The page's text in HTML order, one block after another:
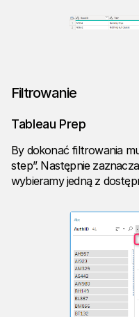
Filtrowanie
Tableau Prep
By dokonać filtrowania
step”. Następnie
wybieramy jedną z